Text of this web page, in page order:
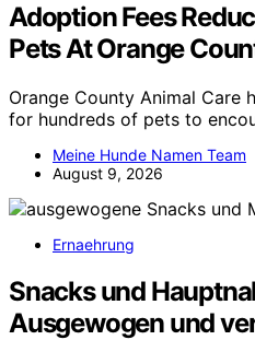
Adoption Fees
Pets At Orange
Orange County Animal Care
for hundreds of pets to
Meine Hunde Namen Team
August 9, 2026
Ernaehrung
Snacks und
Ausgewogen und